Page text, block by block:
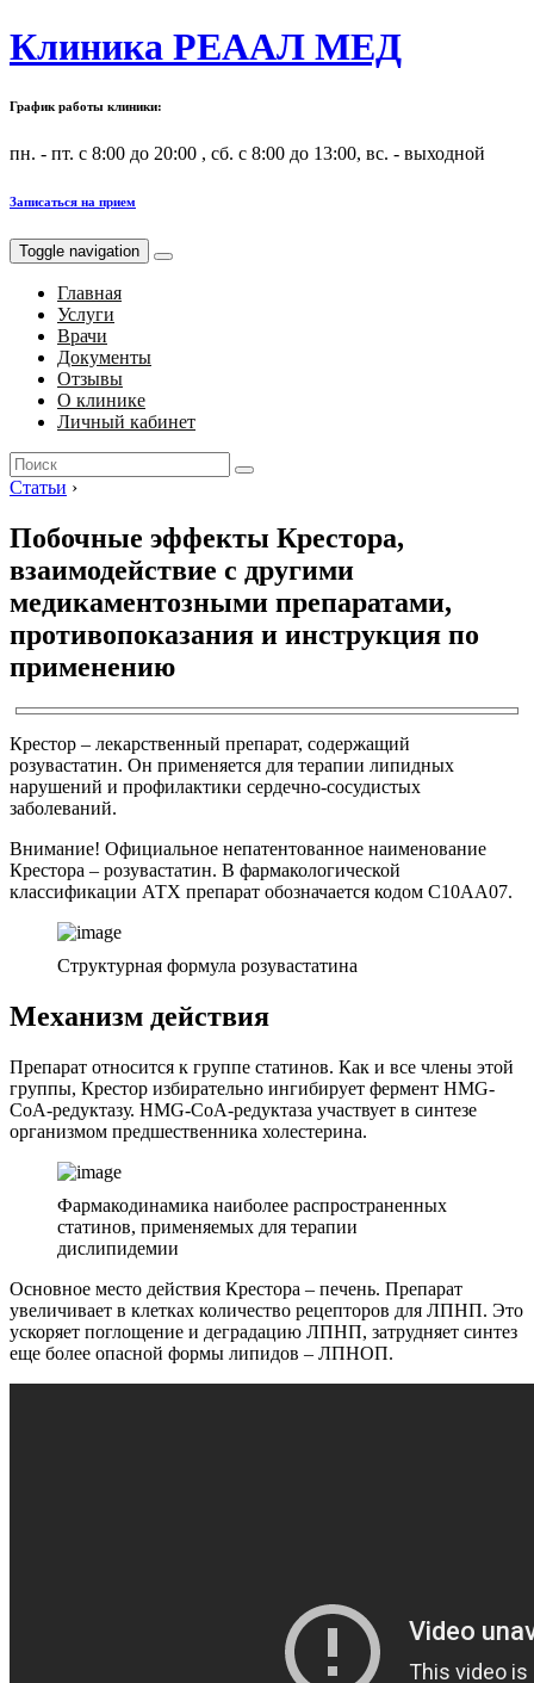
Клиника РЕААЛ МЕД
График работы клиники:
пн. - пт. с 8:00 до 20:00 , сб. с 8:00 до 13:00, вс. - выходной
Записаться на прием
Toggle navigation
Главная
Услуги
Врачи
Документы
Отзывы
О клинике
Личный кабинет
Search
for:
Статьи ›
Побочные эффекты Крестора,
взаимодействие с другими
медикаментозными препаратами,
противопоказания и инструкция по
применению
Крестор – лекарственный препарат, содержащий
розувастатин. Он применяется для терапии липидных
нарушений и профилактики сердечно-сосудистых
заболеваний.
Внимание! Официальное непатентованное наименование
Крестора – розувастатин. В фармакологической
классификации АТХ препарат обозначается кодом C10AA07.
Структурная формула розувастатина
Механизм действия
Препарат относится к группе статинов. Как и все члены этой
группы, Крестор избирательно ингибирует фермент HMG-
CoA-редуктазу. HMG-CoA-редуктаза участвует в синтезе
организмом предшественника холестерина.
Фармакодинамика наиболее распространенных
статинов, применяемых для терапии
дислипидемии
Основное место действия Крестора – печень. Препарат
увеличивает в клетках количество рецепторов для ЛПНП. Это
ускоряет поглощение и деградацию ЛПНП, затрудняет синтез
еще более опасной формы липидов – ЛПНОП.